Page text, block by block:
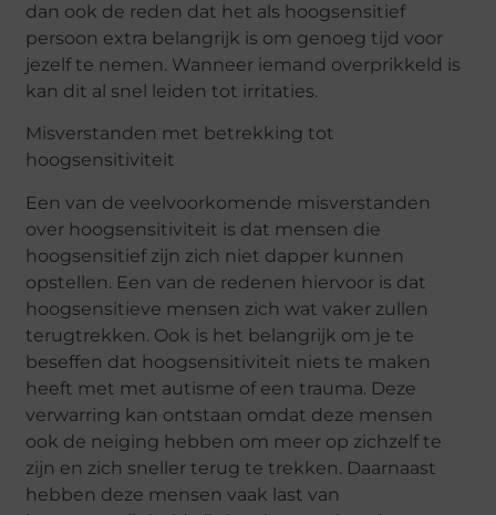
dan ook de reden dat het als hoogsensitief
persoon extra belangrijk is om genoeg tijd voor
jezelf te nemen. Wanneer iemand overprikkeld is
kan dit al snel leiden tot irritaties.
Misverstanden met betrekking tot
hoogsensitiviteit
Een van de veelvoorkomende misverstanden
over hoogsensitiviteit is dat mensen die
hoogsensitief zijn zich niet dapper kunnen
opstellen. Een van de redenen hiervoor is dat
hoogsensitieve mensen zich wat vaker zullen
terugtrekken. Ook is het belangrijk om je te
beseffen dat hoogsensitiviteit niets te maken
heeft met met autisme of een trauma. Deze
verwarring kan ontstaan omdat deze mensen
ook de neiging hebben om meer op zichzelf te
zijn en zich sneller terug te trekken. Daarnaast
hebben deze mensen vaak last van